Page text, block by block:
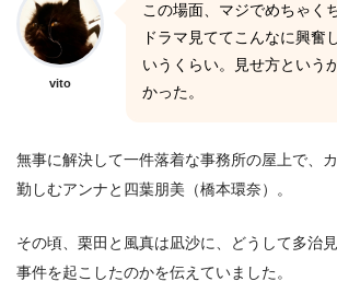
vito
この場面、マジでめちゃく
ドラマ見ててこんなに興奮
いうくらい。見せ方という
かった。
無事に解決して一件落着な事務所の屋上で、
勤しむアンナと四葉朋美（橋本環奈）。
その頃、栗田と風真は凪沙に、どうして多治
事件を起こしたのかを伝えていました。